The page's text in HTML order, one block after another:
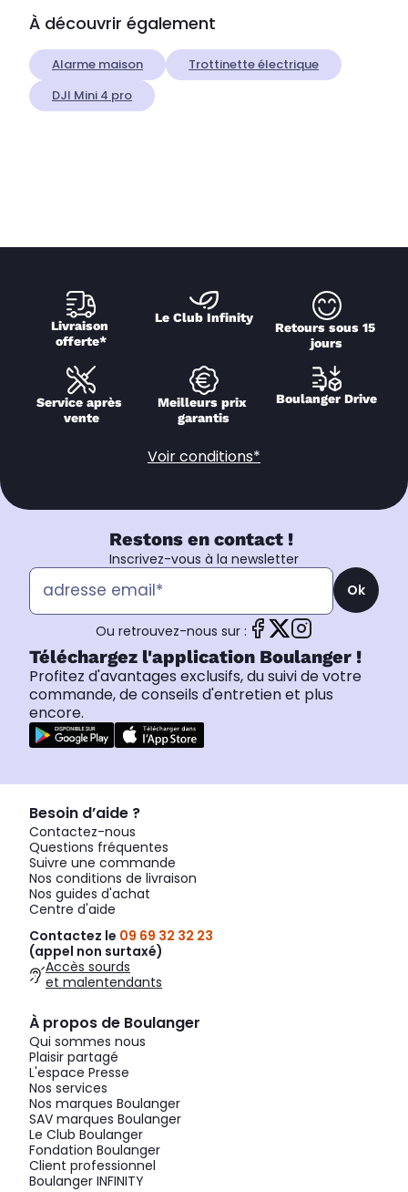
À découvrir également
Alarme maison
Trottinette électrique
DJI Mini 4 pro
Livraison
offerte*
Le Club Infinity
Retours sous 15
jours
Service après
vente
Meilleurs prix
garantis
Boulanger Drive
Voir conditions*
Restons en contact !
Inscrivez-vous à la newsletter
Ok
Ou retrouvez-nous sur :
Téléchargez l'application Boulanger !
Profitez d'avantages exclusifs, du suivi de votre
commande, de conseils d'entretien et plus
encore.
Besoin d’aide ?
Contactez-nous
Questions fréquentes
Suivre une commande
Nos conditions de livraison
Nos guides d'achat
Centre d'aide
Contactez le 09 69 32 32 23
(appel non surtaxé)
Accès sourds
et malentendants
À propos de Boulanger
Qui sommes nous
Plaisir partagé
L'espace Presse
Nos services
Nos marques Boulanger
SAV marques Boulanger
Le Club Boulanger
Fondation Boulanger
Client professionnel
Boulanger INFINITY